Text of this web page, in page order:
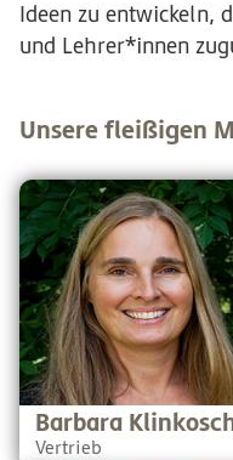
Ideen zu entwickeln,
und Lehrer*innen
Unsere fleißigen
Kunsthistorikerin
Montessoripädagogin
lässt ihr
Wissen in
einfließen. Mit
Blick achtet sie
Qualität der SchuBu-
und steht im
Austausch
Barbara
Vertrieb